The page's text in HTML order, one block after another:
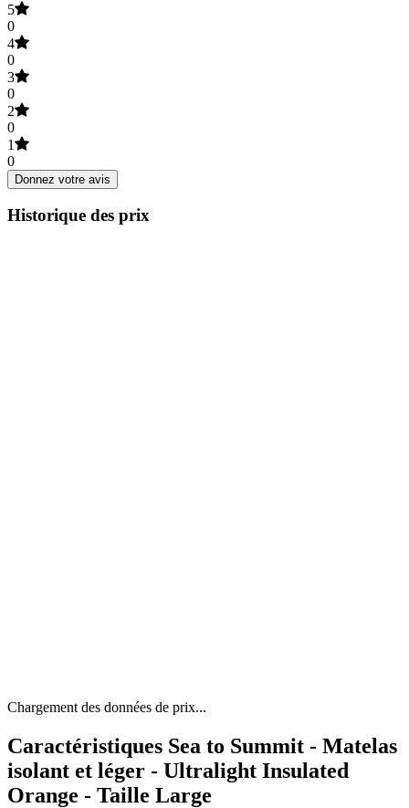
5
0
4
0
3
0
2
0
1
0
Donnez votre avis
Historique des prix
Chargement des données de prix...
Caractéristiques Sea to Summit - Matelas
isolant et léger - Ultralight Insulated
Orange - Taille Large